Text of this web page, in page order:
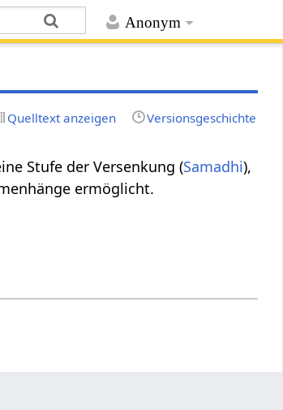
Anonym
Quelltext anzeigen Versionsgeschichte
Stufe der Versenkung (Samadhi),
ermöglicht.